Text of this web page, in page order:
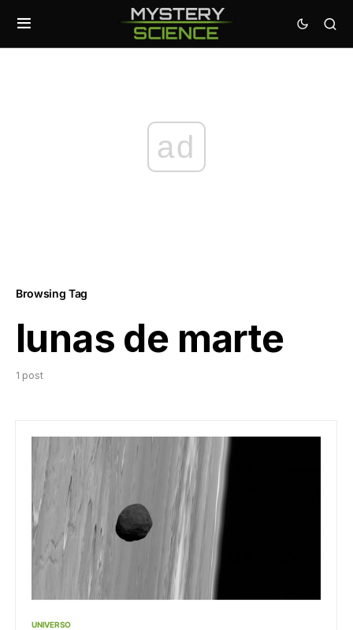
ad
Browsing Tag
lunas de marte
1 post
UNIVERSO